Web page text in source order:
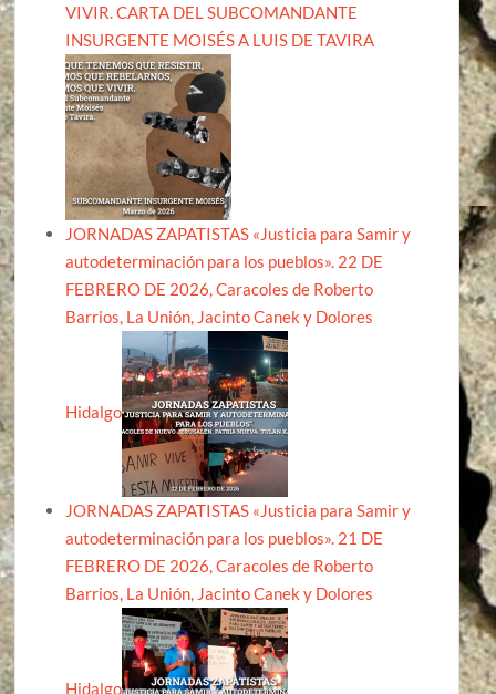
VIVIR. CARTA DEL SUBCOMANDANTE
INSURGENTE MOISÉS A LUIS DE TAVIRA
JORNADAS ZAPATISTAS «Justicia para Samir y
autodeterminación para los pueblos». 22 DE
FEBRERO DE 2026, Caracoles de Roberto
Barrios, La Unión, Jacinto Canek y Dolores
Hidalgo
JORNADAS ZAPATISTAS «Justicia para Samir y
autodeterminación para los pueblos». 21 DE
FEBRERO DE 2026, Caracoles de Roberto
Barrios, La Unión, Jacinto Canek y Dolores
Hidalgo